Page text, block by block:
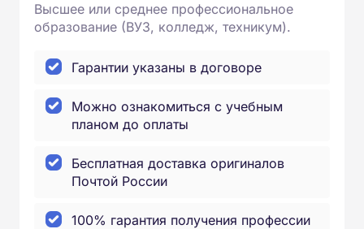
Высшее или среднее профессиональное
образование (ВУЗ, колледж, техникум).
Гарантии указаны в договоре
Можно ознакомиться с учебным
планом до оплаты
Бесплатная доставка оригиналов
Почтой России
100% гарантия получения профессии